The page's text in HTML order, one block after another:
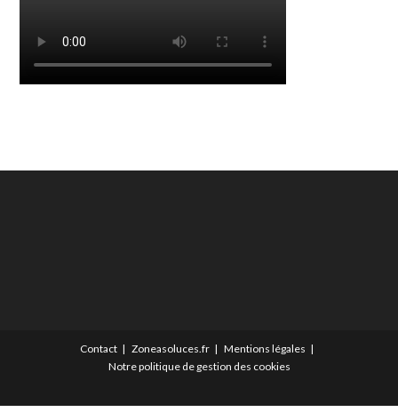
Contact Zoneasoluces.fr
Mentions légales
Notre politique de gestion des cookies